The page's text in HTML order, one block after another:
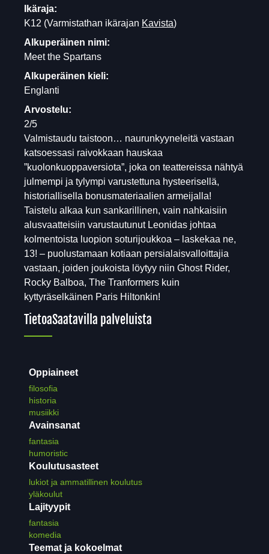
Ikäraja:
K12 (Varmistathan ikärajan Kavista)
Alkuperäinen nimi:
Meet the Spartans
Alkuperäinen kieli:
Englanti
Arvostelu:
2/5
Valmistaudu taistoon… naurunkyyneleitä vastaan
katsoessasi raivokkaan hauskaa
”kuolonkuoppaversiota”, joka on teattereissa nähtyä
julmempi ja tylympi varustettuna hysteerisellä,
historiallisella bonusmateriaalien armeijalla!
Taistelu alkaa kun sankarillinen, vain nahkaisiin
alusvaatteisiin varustautunut Leonidas johtaa
kolmentoista luopion soturijoukkoa – laskekaa ne,
13! – puolustamaan kotiaan persialaisvalloittajia
vastaan, joiden joukoista löytyy niin Ghost Rider,
Rocky Balboa, The Tranformers kuin
kyttyräselkäinen Paris Hiltonkin!
TietoaSaatavilla palveluista
Oppiaineet
filosofia
historia
musiikki
Avainsanat
fantasia
humoristic
Koulutusasteet
lukiot ja ammatillinen koulutus
yläkoulut
Lajityypit
fantasia
komedia
Teemat ja kokoelmat